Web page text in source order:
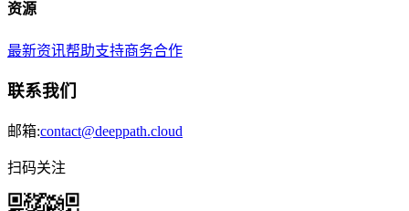
资源
最新资讯帮助支持商务合作
联系我们
邮箱:contact@deeppath.cloud
扫码关注